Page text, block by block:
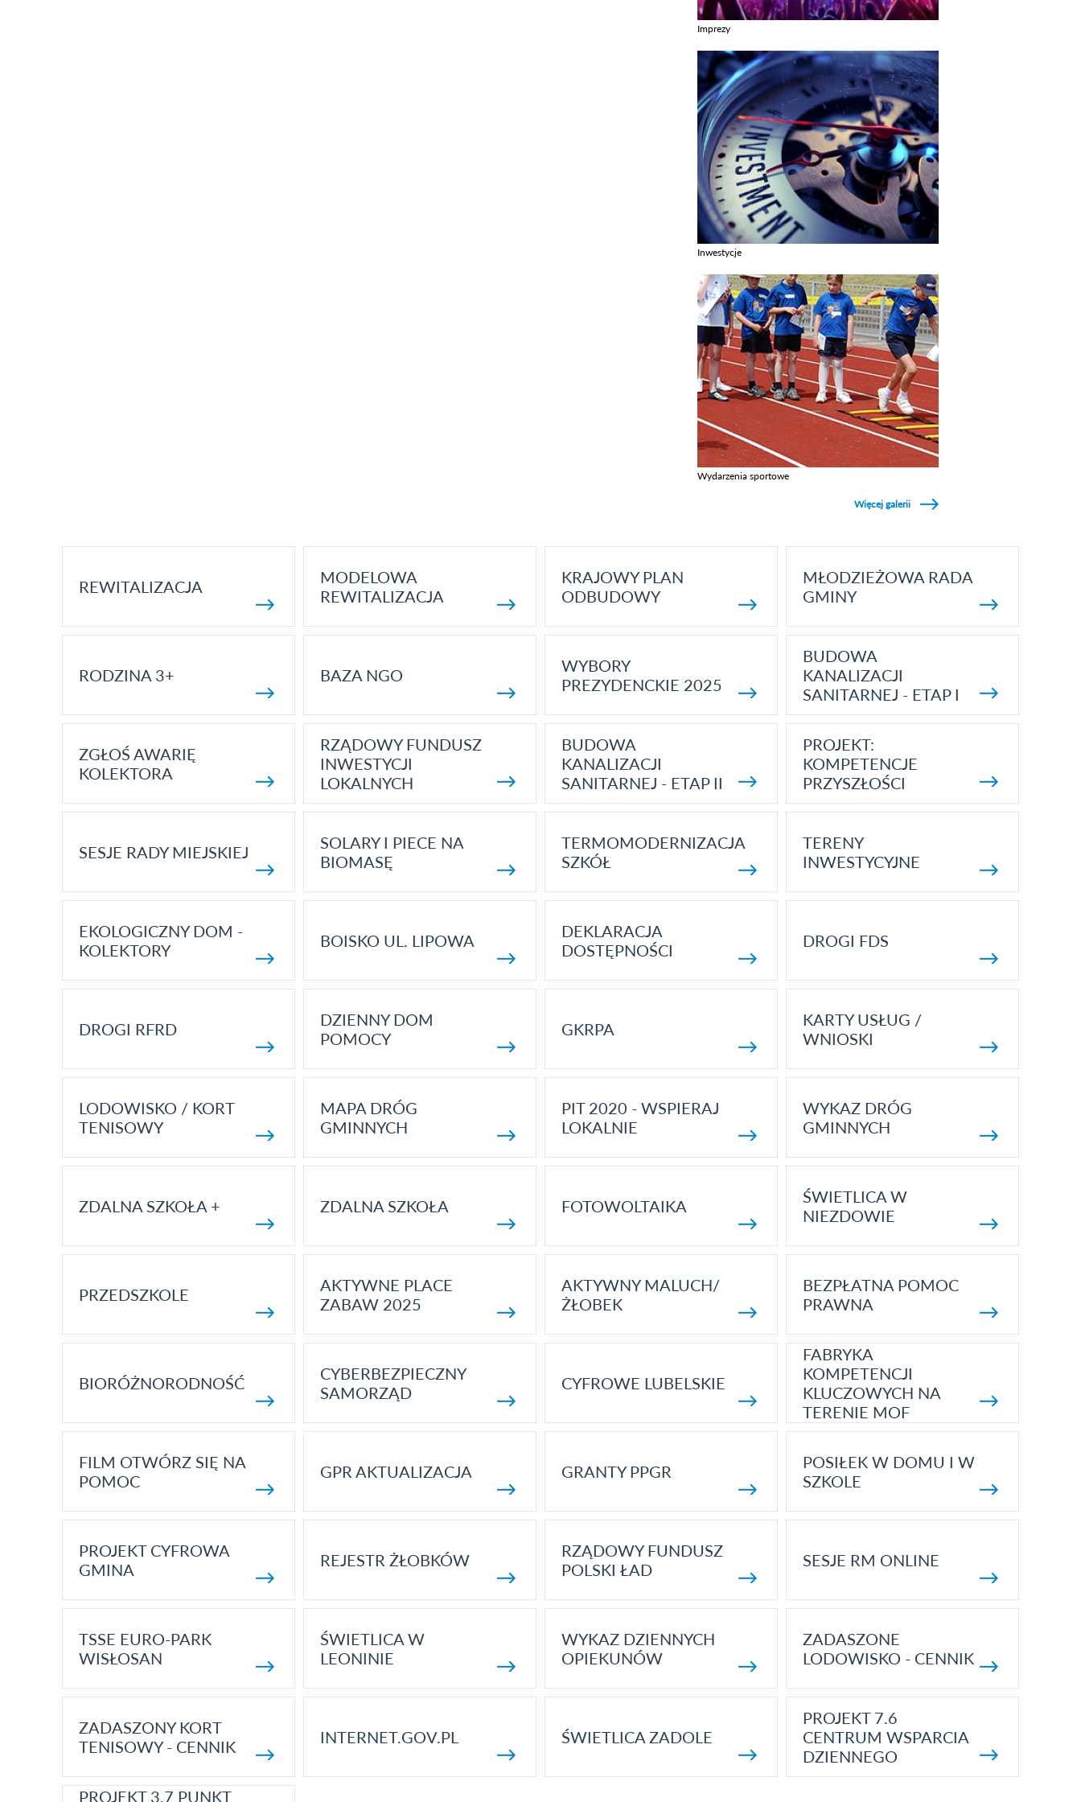
Imprezy
Inwestycje
Wydarzenia sportowe
Więcej galerii
REWITALIZACJA
MODELOWA
REWITALIZACJA
KRAJOWY PLAN
ODBUDOWY
MŁODZIEŻOWA RADA
GMINY
RODZINA 3+ BAZA NGO
WYBORY
PREZYDENCKIE 2025
BUDOWA
KANALIZACJI
SANITARNEJ - ETAP I
ZGŁOŚ AWARIĘ
KOLEKTORA
RZĄDOWY FUNDUSZ
INWESTYCJI
LOKALNYCH
BUDOWA
KANALIZACJI
SANITARNEJ - ETAP II
PROJEKT:
KOMPETENCJE
PRZYSZŁOŚCI
SESJE RADY MIEJSKIEJ
SOLARY I PIECE NA
BIOMASĘ
TERMOMODERNIZACJA
SZKÓŁ
TERENY
INWESTYCYJNE
EKOLOGICZNY DOM -
KOLEKTORY
BOISKO UL. LIPOWA
DEKLARACJA
DOSTĘPNOŚCI
DROGI FDS
DROGI RFRD
DZIENNY DOM
POMOCY
GKRPA
KARTY USŁUG /
WNIOSKI
LODOWISKO / KORT
TENISOWY
MAPA DRÓG
GMINNYCH
PIT 2020 - WSPIERAJ
LOKALNIE
WYKAZ DRÓG
GMINNYCH
ZDALNA SZKOŁA + ZDALNA SZKOŁA FOTOWOLTAIKA
ŚWIETLICA W
NIEZDOWIE
PRZEDSZKOLE
AKTYWNE PLACE
ZABAW 2025
AKTYWNY MALUCH/
ŻŁOBEK
BEZPŁATNA POMOC
PRAWNA
BIORÓŻNORODNOŚĆ
CYBERBEZPIECZNY
SAMORZĄD
CYFROWE LUBELSKIE
FABRYKA
KOMPETENCJI
KLUCZOWYCH NA
TERENIE MOF
FILM OTWÓRZ SIĘ NA
POMOC
GPR AKTUALIZACJA GRANTY PPGR
POSIŁEK W DOMU I W
SZKOLE
PROJEKT CYFROWA
GMINA
REJESTR ŻŁOBKÓW
RZĄDOWY FUNDUSZ
POLSKI ŁAD
SESJE RM ONLINE
TSSE EURO-PARK
WISŁOSAN
ŚWIETLICA W
LEONINIE
WYKAZ DZIENNYCH
OPIEKUNÓW
ZADASZONE
LODOWISKO - CENNIK
ZADASZONY KORT
TENISOWY - CENNIK
INTERNET.GOV.PL ŚWIETLICA ZADOLE
PROJEKT 7.6
CENTRUM WSPARCIA
DZIENNEGO
PROJEKT 3.7 PUNKT